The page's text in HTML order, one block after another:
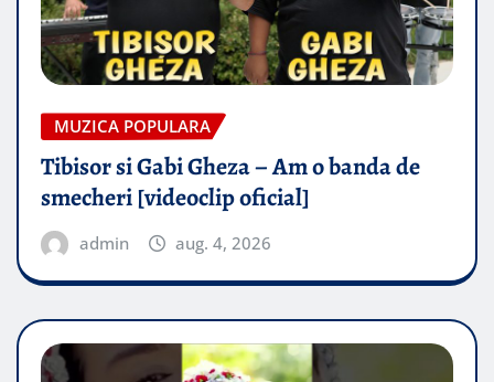
MUZICA POPULARA
Tibisor si Gabi Gheza – Am o banda de
smecheri [videoclip oficial]
admin aug. 4, 2026